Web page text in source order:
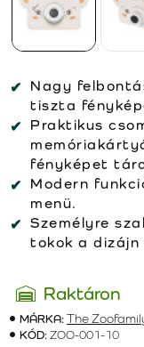
Nagy
tiszta
Praktikus
fényképet
Modern
menü.
Személyre
tokok a
Raktáron
MÁRKA:The
KÓD:ZOO-001-10